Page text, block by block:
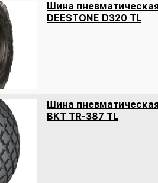
Шина пневматическая
DEESTONE D320 TL
Шина
BKT TR-387 TL